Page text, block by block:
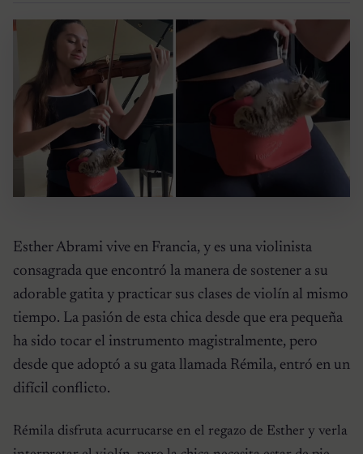
Esther Abrami vive en Francia, y es una violinista
consagrada que encontró la manera de sostener a su
adorable gatita y practicar sus clases de violín al mismo
tiempo. La pasión de esta chica desde que era pequeña
ha sido tocar el instrumento magistralmente, pero
desde que adoptó a su gata llamada Rémila, entró en un
difícil conflicto.
Rémila disfruta acurrucarse en el regazo de Esther y verla